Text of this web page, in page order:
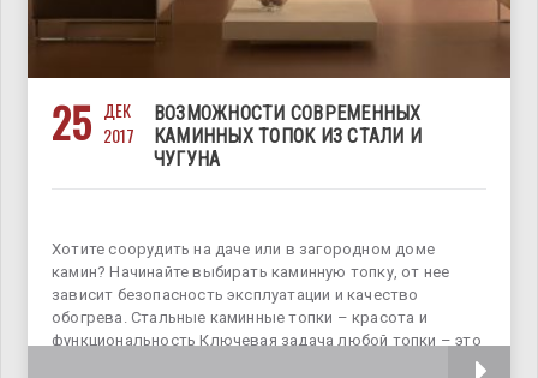
25 ДЕК
2017
ВОЗМОЖНОСТИ СОВРЕМЕННЫХ
КАМИННЫХ ТОПОК ИЗ СТАЛИ И
ЧУГУНА
Хотите соорудить на даче или в загородном доме
камин? Начинайте выбирать каминную топку, от нее
зависит безопасность эксплуатации и качество
обогрева. Стальные каминные топки – красота и
функциональность Ключевая задача любой топки – это